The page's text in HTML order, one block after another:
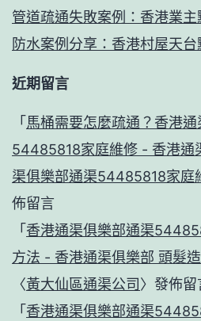
管道疏通失敗案例：香港業
防水案例分享：香港村屋天
近期留言
「 馬桶需要怎麼疏通？香港
54485818家庭維修 - 香港通
渠俱樂部通渠54485818家庭
佈留言
「 香港通渠俱樂部通渠
方法 - 香港通渠俱樂部 頭髮
〈黃大仙區通渠公司〉發佈留
「 香港通渠俱樂部通渠